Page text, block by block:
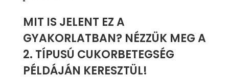
MIT IS JELENT EZ A
GYAKORLATBAN? NÉZZÜK MEG A
2. TÍPUSÚ CUKORBETEGSÉG
PÉLDÁJÁN KERESZTÜL!